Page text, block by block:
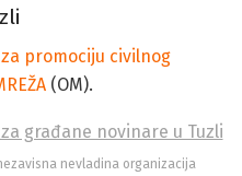
promociju civilnog
(OM).
nevladina organizacija